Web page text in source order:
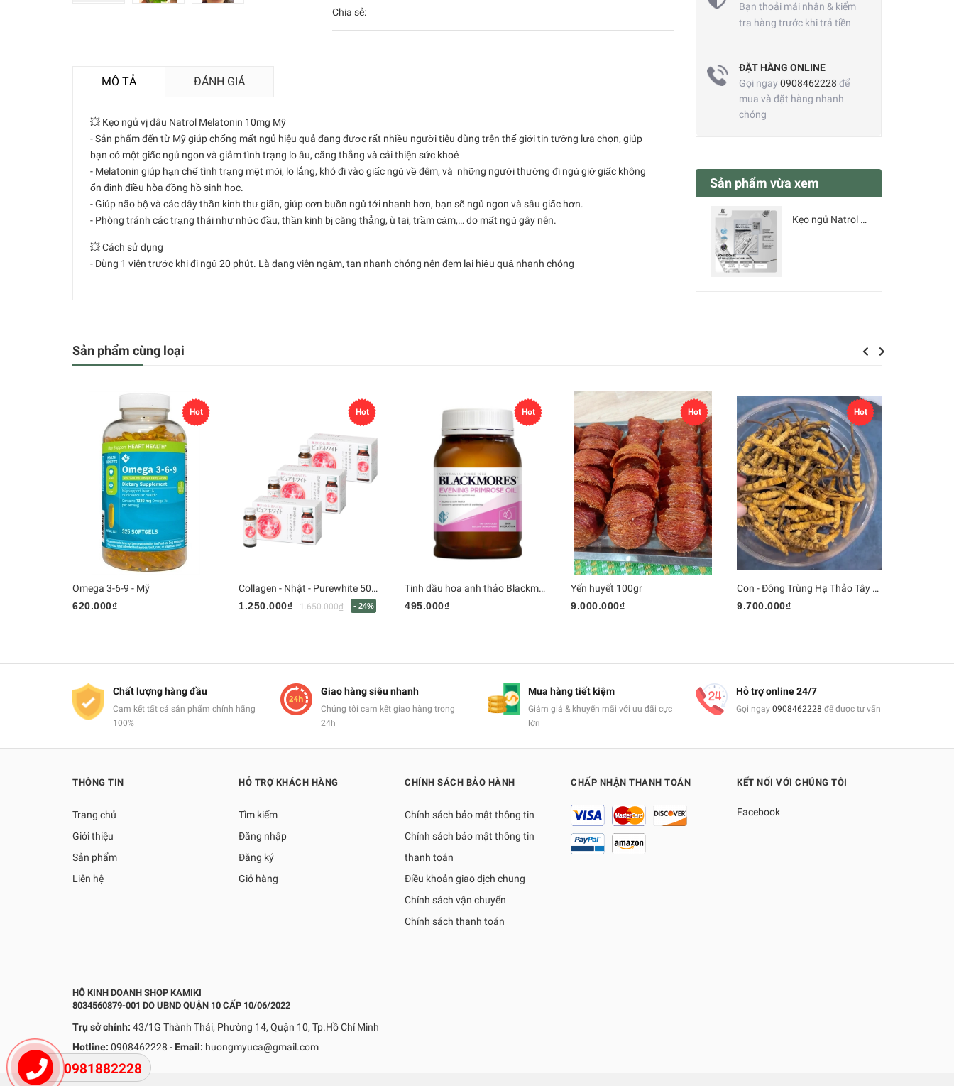
Chia sẻ:
MÔ TẢ ĐÁNH GIÁ
💥 Kẹo ngủ vị dâu Natrol Melatonin 10mg Mỹ
- Sản phẩm đến từ Mỹ giúp chống mất ngủ hiệu quả đang được rất nhiều người tiêu dùng trên thế giới tin tưởng lựa chọn, giúp
bạn có một giấc ngủ ngon và giảm tình trạng lo âu, căng thẳng và cải thiện sức khoẻ
- Melatonin giúp hạn chế tình trạng mệt mỏi, lo lắng, khó đi vào giấc ngủ về đêm, và những người thường đi ngủ giờ giấc không
ổn định điều hòa đồng hồ sinh học.
- Giúp não bộ và các dây thần kinh thư giãn, giúp cơn buồn ngủ tới nhanh hơn, bạn sẽ ngủ ngon và sâu giấc hơn.
- Phòng tránh các trạng thái như nhức đầu, thần kinh bị căng thẳng, ù tai, trầm cảm,… do mất ngủ gây nên.
💥 Cách sử dụng
- Dùng 1 viên trước khi đi ngủ 20 phút. Là dạng viên ngậm, tan nhanh chóng nên đem lại hiệu quả nhanh chóng
Bạn thoải mái nhận & kiểm
tra hàng trước khi trả tiền
ĐẶT HÀNG ONLINE
Gọi ngay 0908462228 để
mua và đặt hàng nhanh
chóng
Sản phẩm vừa xem
Kẹo ngủ Natrol Melatonin 10mg vị dâu - Mỹ
Sản phẩm cùng loại Previous
Hot
Omega 3-6-9 - Mỹ
620.000₫
Hot
Collagen - Nhật - Purewhite 50mlx10bts
1.250.000₫
1.650.000₫ - 24%
Hot
Tinh dầu hoa anh thảo Blackmore 190v
495.000₫
Hot
Yến huyết 100gr
9.000.000₫
Hot
Con - Đông Trùng Hạ Thảo Tây Tạng
9.700.000₫
Next
Chất lượng hàng đầu
Cam kết tất cả sản phẩm chính hãng
100%
Giao hàng siêu nhanh
Chúng tôi cam kết giao hàng trong
24h
Mua hàng tiết kiệm
Giảm giá & khuyến mãi với ưu đãi cực
lớn
Hỗ trợ online 24/7
Gọi ngay 0908462228 để được tư vấn
THÔNG TIN
Trang chủ
Giới thiệu
Sản phẩm
Liên hệ
HỖ TRỢ KHÁCH HÀNG
Tìm kiếm
Đăng nhập
Đăng ký
Giỏ hàng
CHÍNH SÁCH BẢO HÀNH
Chính sách bảo mật thông tin
Chính sách bảo mật thông tin
thanh toán
Điều khoản giao dịch chung
Chính sách vận chuyển
Chính sách thanh toán
CHẤP NHẬN THANH TOÁN KẾT NỐI VỚI CHÚNG TÔI
Facebook
HỘ KINH DOANH SHOP KAMIKI
8034560879-001 DO UBND QUẬN 10 CẤP 10/06/2022
Trụ sở chính: 43/1G Thành Thái, Phường 14, Quận 10, Tp.Hồ Chí Minh
Hotline: 0908462228 - Email: huongmyuca@gmail.com
0981882228